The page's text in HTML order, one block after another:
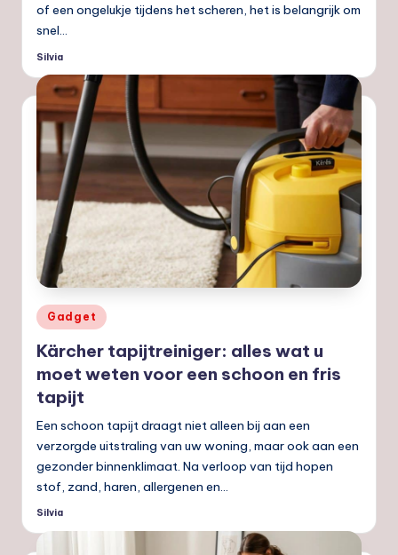
of een ongelukje tijdens het scheren, het is belangrijk om
snel…
Geplaatst
Silvia
Geplaatst
in
Gadget
Kärcher tapijtreiniger: alles wat u
moet weten voor een schoon en fris
tapijt
Een schoon tapijt draagt niet alleen bij aan een
verzorgde uitstraling van uw woning, maar ook aan een
gezonder binnenklimaat. Na verloop van tijd hopen
stof, zand, haren, allergenen en…
Geplaatst
Silvia